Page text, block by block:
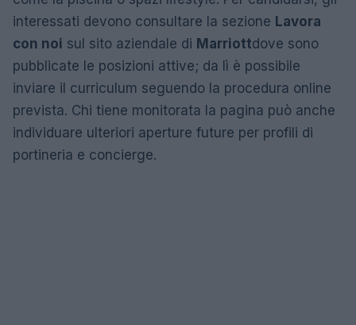
interessati devono consultare la sezione Lavora
con noi sul sito aziendale di Marriottdove sono
pubblicate le posizioni attive; da lì è possibile
inviare il curriculum seguendo la procedura online
prevista. Chi tiene monitorata la pagina può anche
individuare ulteriori aperture future per profili di
portineria e concierge.